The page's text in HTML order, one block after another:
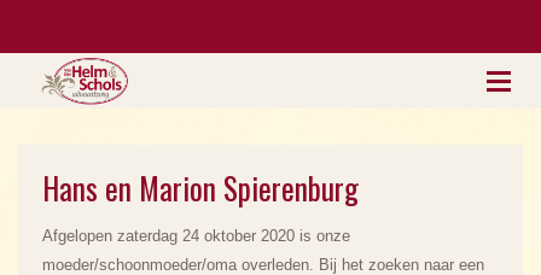
Hans en Marion Spierenburg
Afgelopen zaterdag 24 oktober 2020 is onze
moeder/schoonmoeder/oma overleden. Bij het zoeken naar een